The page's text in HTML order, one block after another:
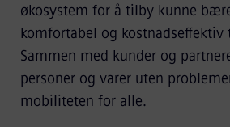
økosystem for å tilby kunne
komfortabel og
Sammen med kunder og
personer og varer uten
mobiliteten for alle.